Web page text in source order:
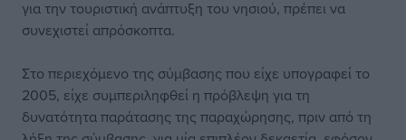
για την τουριστική ανάπτυξη του νησιού, πρέπει να
συνεχιστεί απρόσκοπτα.
Στο περιεχόμενο της σύμβασης που είχε υπογραφεί το
2005, είχε συμπεριληφθεί η πρόβλεψη για τη
δυνατότητα παράτασης της παραχώρησης, πριν από τη